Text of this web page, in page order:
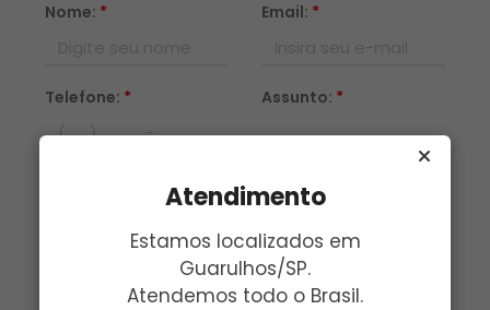
Atendimento
Estamos localizados em
Guarulhos/SP.
Atendemos todo o Brasil.
Nome: * Email: *
Telefone: * Assunto: *